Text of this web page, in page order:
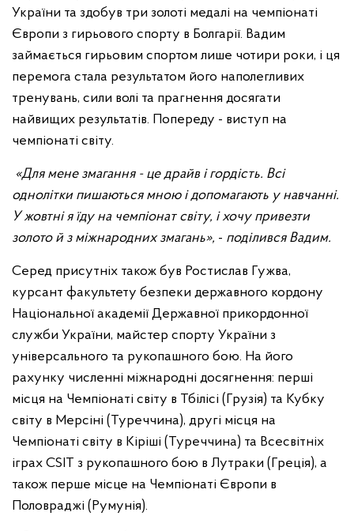
України та здобув три золоті медалі на чемпіонаті
Європи з гирьового спорту в Болгарії. Вадим
займається гирьовим спортом лише чотири роки, і ця
перемога стала результатом його наполегливих
тренувань, сили волі та прагнення досягати
найвищих результатів. Попереду - виступ на
чемпіонаті світу.
«Для мене змагання - це драйв і гордість. Всі
однолітки пишаються мною і допомагають у навчанні.
У жовтні я їду на чемпіонат світу, і хочу привезти
золото й з міжнародних змагань», - поділився Вадим.
Серед присутніх також був Ростислав Гужва,
курсант факультету безпеки державного кордону
Національної академії Державної прикордонної
служби України, майстер спорту України з
універсального та рукопашного бою. На його
рахунку численні міжнародні досягнення: перші
місця на Чемпіонаті світу в Тбілісі (Грузія) та Кубку
світу в Мерсіні (Туреччина), другі місця на
Чемпіонаті світу в Кіріші (Туреччина) та Всесвітніх
іграх CSIT з рукопашного бою в Лутраки (Греція), а
також перше місце на Чемпіонаті Європи в
Половраджі (Румунія).